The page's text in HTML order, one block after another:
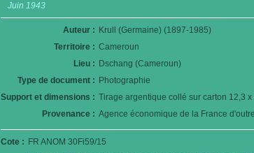
Juin 1943
Auteur : Krull (Germaine) (1897-1985)
Territoire : Cameroun
Lieu : Dschang (Cameroun)
Type de document : Photographie
Support et dimensions : Tirage argentique collé sur carton 12,3 x
Provenance : Agence économique de la France
Cote : FR ANOM 30Fi59/15